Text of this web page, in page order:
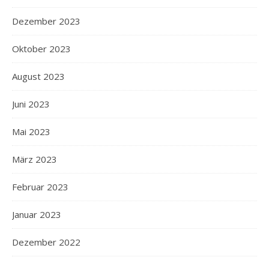
Dezember 2023
Oktober 2023
August 2023
Juni 2023
Mai 2023
März 2023
Februar 2023
Januar 2023
Dezember 2022